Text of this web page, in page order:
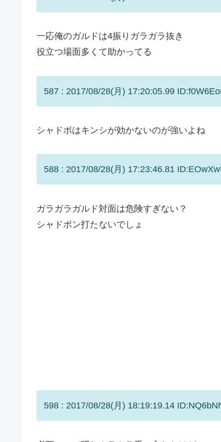
一応俺のガルドは4振りガラガラ抜き
役立つ場面多くて助かってる
587 : 2017/08/28(月) 17:20:05.99
シャドボはキンシが効かないのが強いよね
588 : 2017/08/28(月) 17:23:46.81
ガラガラガルド対面は危険すぎない？
シャドボン打たないでしょ
598 : 2017/08/28(月) 18:19:19.14